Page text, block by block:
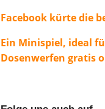
Facebook kürte die
Ein Minispiel, ideal
Dosenwerfen gratis